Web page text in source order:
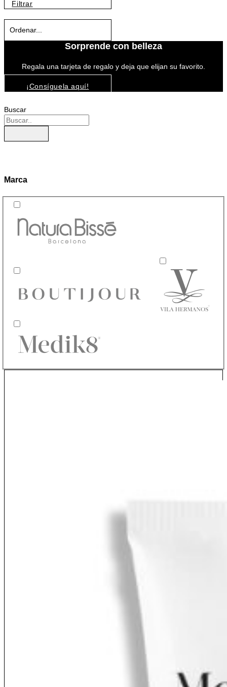
Filtrar
Sorprende con belleza
Regala una tarjeta de regalo y deja que elijan su favorito.
¡Consíguela aquí!
Buscar
Marca